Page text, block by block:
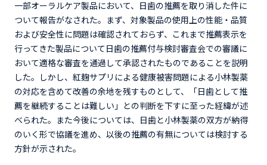
一部オーラルケア製品において、日歯の推薦を取り消した件に
ついて報告がなされた。まず、対象製品の使用上の性能・品質
および安全性に問題は確認されておらず、これまで推薦表示を
行ってきた製品について日歯の推薦付与検討審査会での審議に
おいて適格な審査を通過して承認されたものであることを説明
した。しかし、紅麹サプリによる健康被害問題による小林製薬
の対応を含めて改善の余地を残すものとして、「日歯として推
薦を継続することは難しい」との判断を下すに至った経緯が述
べられた。また今後については、日歯と小林製薬の双方が納得
のいく形で協議を進め、以後の推薦の有無については検討する
方針が示された。